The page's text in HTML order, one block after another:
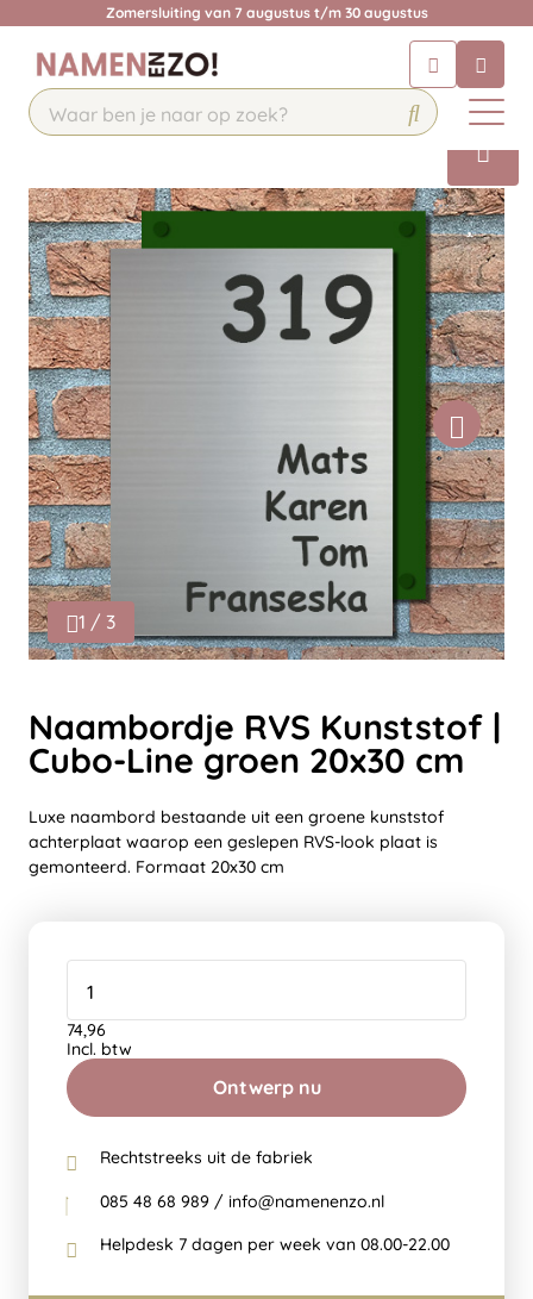
Zomersluiting van 7 augustus t/m 30 augustus
Chat 24/7 met onze chatbot voor
hulp
Contact
1 / 3
Naambordje RVS Kunststof |
Cubo-Line groen 20x30 cm
Luxe naambord bestaande uit een groene kunststof
achterplaat waarop een geslepen RVS-look plaat is
gemonteerd. Formaat 20x30 cm
Ontwerp nu
74,96
Incl. btw
Rechtstreeks uit de fabriek
085 48 68 989 / info@namenenzo.nl
Helpdesk 7 dagen per week van 08.00-22.00